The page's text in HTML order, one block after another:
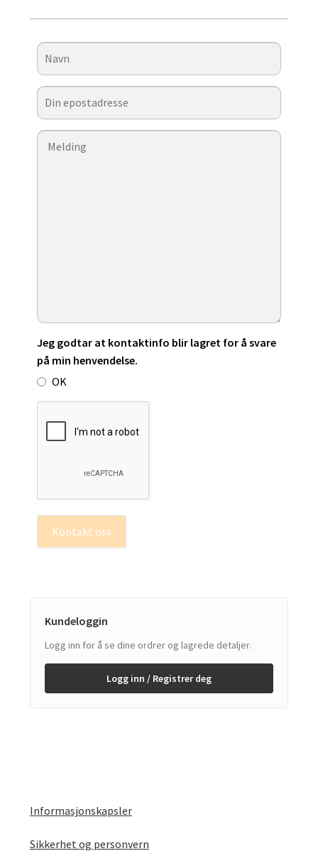
Jeg godtar at kontaktinfo blir lagret for å svare
på min henvendelse.
OK
Kontakt oss
Kundeloggin
Logg inn for å se dine ordrer og lagrede detaljer.
Logg inn / Registrer deg
Informasjonskapsler
Sikkerhet og personvern